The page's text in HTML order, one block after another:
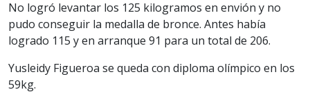
No logró levantar los 125 kilogramos en envión y no
pudo conseguir la medalla de bronce. Antes había
logrado 115 y en arranque 91 para un total de 206.
Yusleidy Figueroa se queda con diploma olímpico en los
59kg.